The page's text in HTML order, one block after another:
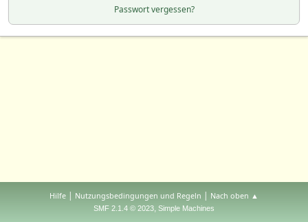
Passwort vergessen?
Hilfe | Nutzungsbedingungen und Regeln | Nach oben ▲
SMF 2.1.4 © 2023, Simple Machines